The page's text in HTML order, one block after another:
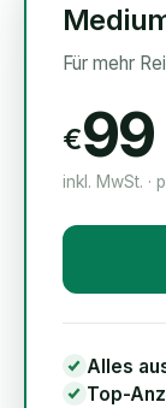
Für mehr
€99
inkl. MwSt. ·
Alles
Top-